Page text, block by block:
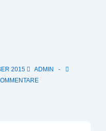
2015
ADMIN